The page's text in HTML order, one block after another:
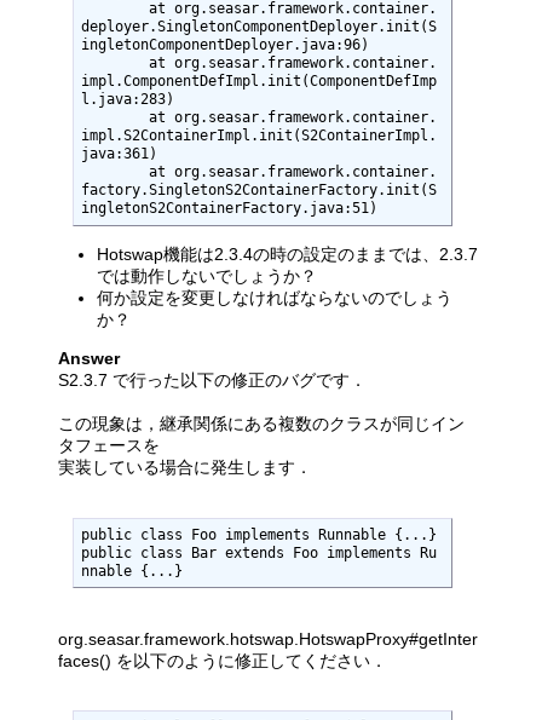
deployer.SingletonComponentDeployer.init(S
ingletonComponentDeployer.java:96)
impl.ComponentDefImpl.init(ComponentDefImp
l.java:283)
impl.S2ContainerImpl.init(S2ContainerImpl.
java:361)
factory.SingletonS2ContainerFactory.init(S
ingletonS2ContainerFactory.java:51)
Hotswap機能は2.3.4の時の設定のままでは、2.3.7
では動作しないでしょうか？
何か設定を変更しなければならないのでしょう
か？
Answer
S2.3.7 で行った以下の修正のバグです．
この現象は，継承関係にある複数のクラスが同じイン
タフェースを
実装している場合に発生します．
public class Foo implements Runnable {...}
public class Bar extends Foo implements Ru
nnable {...}
org.seasar.framework.hotswap.HotswapProxy#getInter
faces() を以下のように修正してください．